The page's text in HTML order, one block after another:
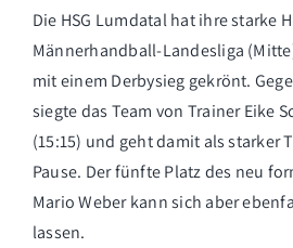
Die HSG Lumdatal hat ihre starke
Männerhandball-Landesliga
mit einem Derbysieg gekrönt.
siegte das Team von Trainer Eike
(15:15) und geht damit als starker
Pause. Der fünfte Platz des neu
Mario Weber kann sich aber
lassen.